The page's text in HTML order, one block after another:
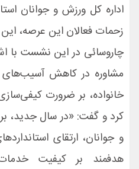
اداره کل ورزش و جوانان
زحمات فعالان این عرصه،
چاروسائی در این نشست با
مشاوره در کاهش آسیب‌های
خانواده، بر ضرورت
کرد و گفت: «در سال جدید،
و جوانان، ارتقای
هدفمند بر کیفیت